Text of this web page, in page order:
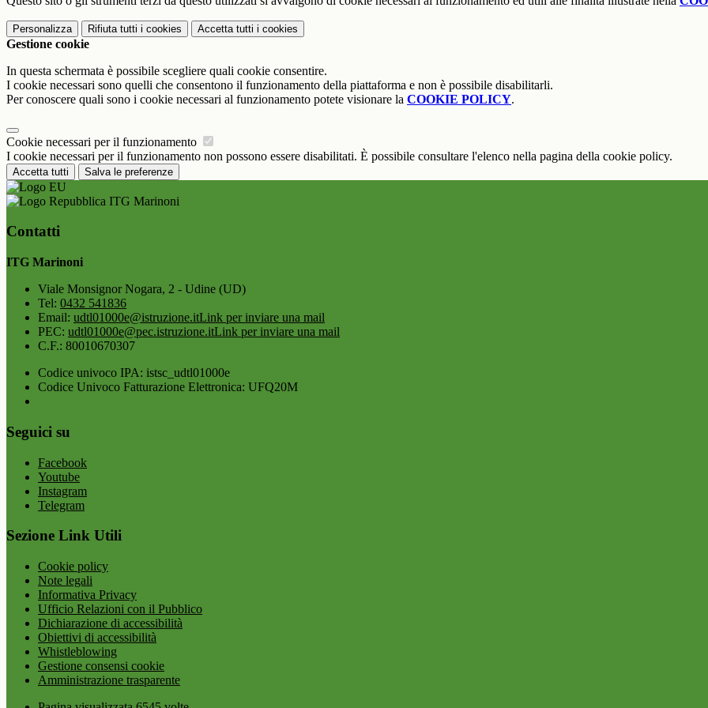
Personalizza Rifiuta tutti i cookies Accetta tutti i cookies
Gestione cookie
In questa schermata è possibile scegliere quali cookie consentire.
I cookie necessari sono quelli che consentono il funzionamento della piattaforma e non è possibile disabilitarli.
Per conoscere quali sono i cookie necessari al funzionamento potete visionare la COOKIE POLICY.
Cookie necessari per il funzionamento
I cookie necessari per il funzionamento non possono essere disabilitati. È possibile consultare l'elenco nella pagina della cookie policy.
Accetta tutti Salva le preferenze
ITG Marinoni
Contatti
ITG Marinoni
Viale Monsignor Nogara, 2 - Udine (UD)
Tel: 0432 541836
Email: udtl01000e@istruzione.itLink per inviare una mail
PEC: udtl01000e@pec.istruzione.itLink per inviare una mail
C.F.: 80010670307
Codice univoco IPA: istsc_udtl01000e
Codice Univoco Fatturazione Elettronica: UFQ20M
Seguici su
Facebook
Youtube
Instagram
Telegram
Sezione Link Utili
Cookie policy
Note legali
Informativa Privacy
Ufficio Relazioni con il Pubblico
Dichiarazione di accessibilità
Obiettivi di accessibilità
Whistleblowing
Gestione consensi cookie
Amministrazione trasparente